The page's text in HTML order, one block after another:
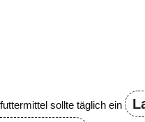
sollte täglich ein